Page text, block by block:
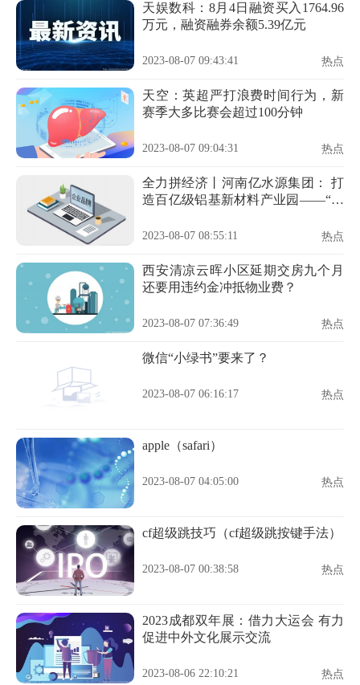
天娱数科：8月4日融资买入1764.96
万元，融资融券余额5.39亿元
2023-08-07 09:43:41 热点
天空：英超严打浪费时间行为，新
赛季大多比赛会超过100分钟
2023-08-07 09:04:31 热点
全力拼经济丨河南亿水源集团： 打
造百亿级铝基新材料产业园——“走
2023-08-07 08:55:11 热点
西安清凉云晖小区延期交房九个月
还要用违约金冲抵物业费？
2023-08-07 07:36:49 热点
微信“小绿书”要来了？
2023-08-07 06:16:17 热点
apple（safari）
2023-08-07 04:05:00 热点
cf超级跳技巧（cf超级跳按键手法）
2023-08-07 00:38:58 热点
2023成都双年展：借力大运会 有力
促进中外文化展示交流
2023-08-06 22:10:21 热点